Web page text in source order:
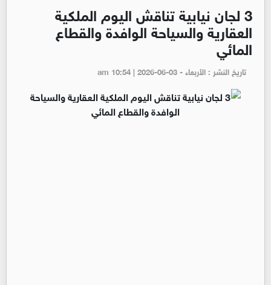
3 لجان نيابية تناقش اليوم الملكية
العقارية والسياحة الوافدة والقطاع
المائي
تاريخ النشر : الأربعاء - am 10:54 | 2026-06-03